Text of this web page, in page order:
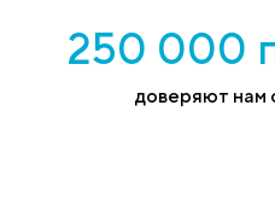
250 000
доверяют нам